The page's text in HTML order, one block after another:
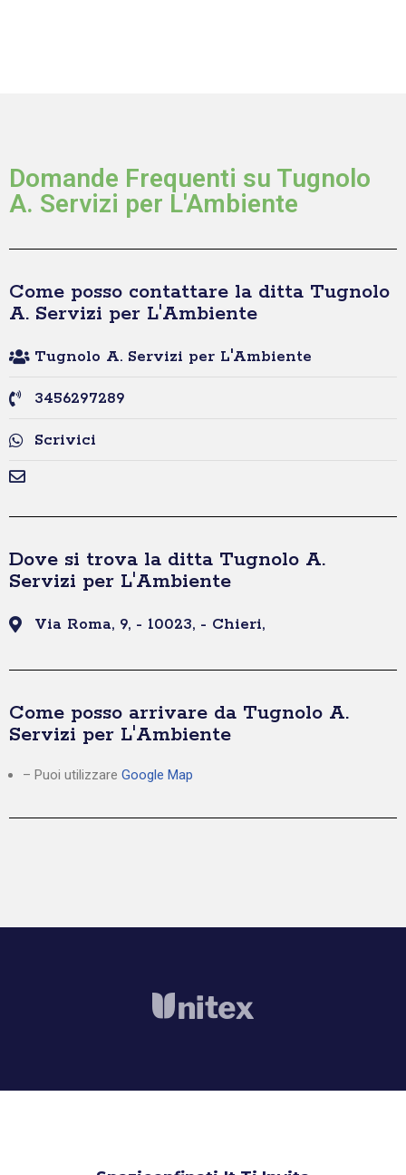
Domande Frequenti su Tugnolo
A. Servizi per L'Ambiente
Come posso contattare la ditta Tugnolo
A. Servizi per L'Ambiente
Tugnolo A. Servizi per L'Ambiente
3456297289
Scrivici
Dove si trova la ditta Tugnolo A.
Servizi per L'Ambiente
Via Roma, 9, - 10023, - Chieri,
Come posso arrivare da Tugnolo A.
Servizi per L'Ambiente
– Puoi utilizzare Google Map